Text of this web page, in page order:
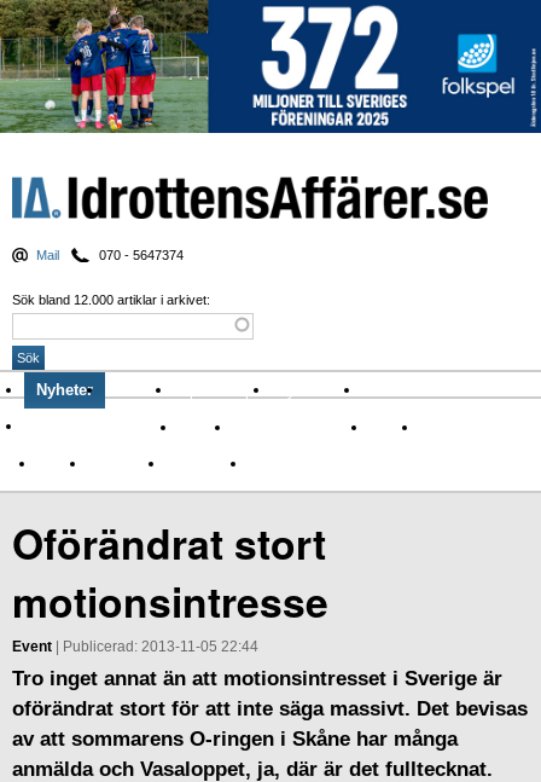
Mail 070 - 5647374
Sök bland 12.000 artiklar i arkivet:
Nyheter Krönikor Sport & spel Nyhetsbrev
Om Idrottens Affärer
Affärer I spåren av Corona Arena
Namn Sponsring TV-nyheter
Oförändrat stort
motionsintresse
Event | Publicerad: 2013-11-05 22:44
Tro inget annat än att motionsintresset i Sverige är
oförändrat stort för att inte säga massivt. Det bevisas
av att sommarens O-ringen i Skåne har många
anmälda och Vasaloppet, ja, där är det fulltecknat.